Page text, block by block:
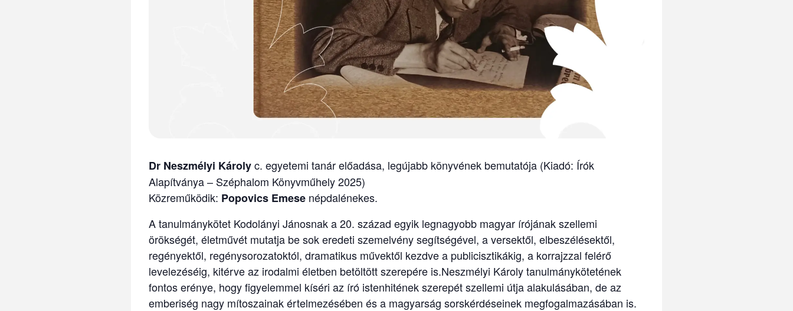
Dr Neszmélyi Károlyc. egyetemi tanár előadása, legújabb könyvének bemutatója (Kiadó: Írók
Alapítványa – Széphalom Könyvműhely 2025)
Közreműködik: Popovics Emese népdalénekes.
A tanulmánykötet Kodolányi Jánosnak a 20. század egyik legnagyobb magyar írójának szellemi
örökségét, életművét mutatja be sok eredeti szemelvény segítségével, a versektől, elbeszélésektől,
regényektől, regénysorozatoktól, dramatikus művektől kezdve a publicisztikákig, a korrajzzal felérő
levelezéséig, kitérve az irodalmi életben betöltött szerepére is.Neszmélyi Károly tanulmánykötetének
fontos erénye, hogy figyelemmel kíséri az író istenhitének szerepét szellemi útja alakulásában, de az
emberiség nagy mítoszainak értelmezésében és a magyarság sorskérdéseinek megfogalmazásában is.